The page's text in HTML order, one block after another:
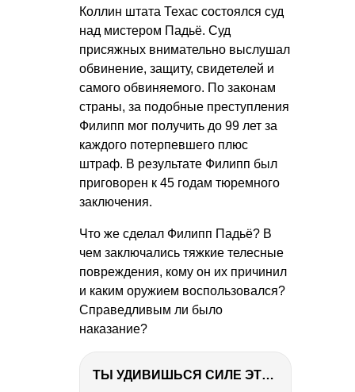
Коллин штата Техас состоялся суд
над мистером Падьё. Суд
присяжных внимательно выслушал
обвинение, защиту, свидетелей и
самого обвиняемого. По законам
страны, за подобные преступления
Филипп мог получить до 99 лет за
каждого потерпевшего плюс
штраф. В результате Филипп был
приговорен к 45 годам тюремного
заключения.
Что же сделал Филипп Падьё? В
чем заключались тяжкие телесные
повреждения, кому он их причинил
и каким оружием воспользовался?
Справедливым ли было
наказание?
ТЫ УДИВИШЬСЯ СИЛЕ ЭТО ЧЕЛОВЕКА! Блог о нашей поездке в Вышний Волочек